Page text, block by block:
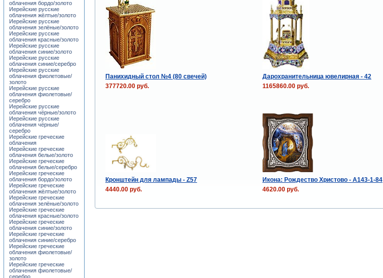
Панихидный стол №4 (80 свечей) Дарохранительница ювелирная - 42
377720.00 руб.
1165860.00 руб.
Кронштейн для лампады - Z57 Икона: Рождество Христово - A143-1-84
4440.00 руб.
4620.00 руб.
облачения бордо/золото
Иерейские русские
облачения жёлтые/золото
Иерейские русские
облачения зелёные/золото
Иерейские русские
облачения красные/золото
Иерейские русские
облачения синие/золото
Иерейские русские
облачения синие/серебро
Иерейские русские
облачения фиолетовые/
золото
Иерейские русские
облачения фиолетовые/
серебро
Иерейские русские
облачения чёрные/золото
Иерейские русские
облачения чёрные/
серебро
Иерейские греческие
облачения
Иерейские греческие
облачения белые/золото
Иерейские греческие
облачения белые/серебро
Иерейские греческие
облачения бордо/золото
Иерейские греческие
облачения жёлтые/золото
Иерейские греческие
облачения зелёные/золото
Иерейские греческие
облачения красные/золото
Иерейские греческие
облачения синие/золото
Иерейские греческие
облачения синие/серебро
Иерейские греческие
облачения фиолетовые/
золото
Иерейские греческие
облачения фиолетовые/
серебро